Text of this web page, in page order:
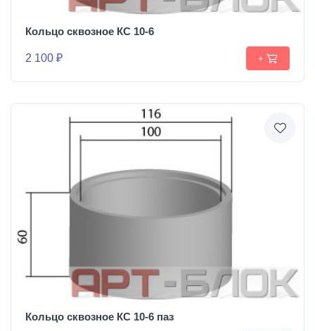
Кольцо сквозное КС 10-6
2 100 ₽ +
Кольцо сквозное КС 10-6 паз